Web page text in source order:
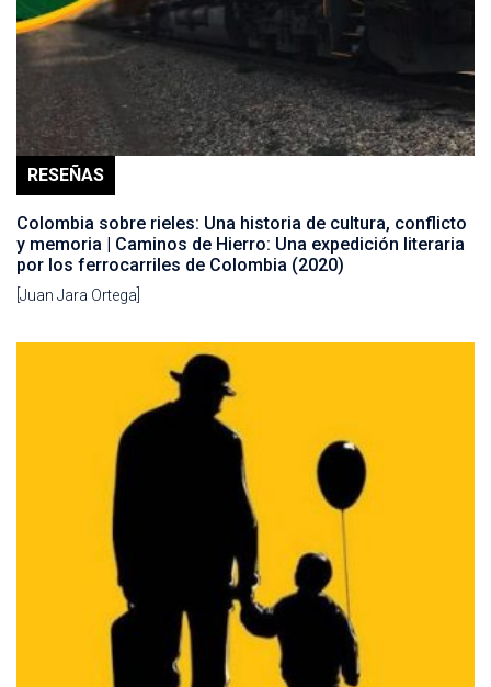
RESEÑAS
Colombia sobre rieles: Una historia de cultura, conflicto
y memoria | Caminos de Hierro: Una expedición literaria
por los ferrocarriles de Colombia (2020)
[Juan Jara Ortega]